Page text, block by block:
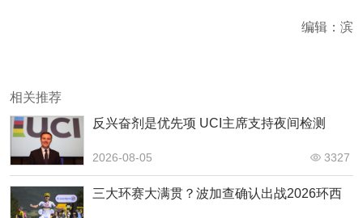
编辑：滨
相关推荐
反兴奋剂是优先项 UCI主席支持夜间检测
2026-08-05 3327
三大环赛大满贯？波加查确认出战2026环西